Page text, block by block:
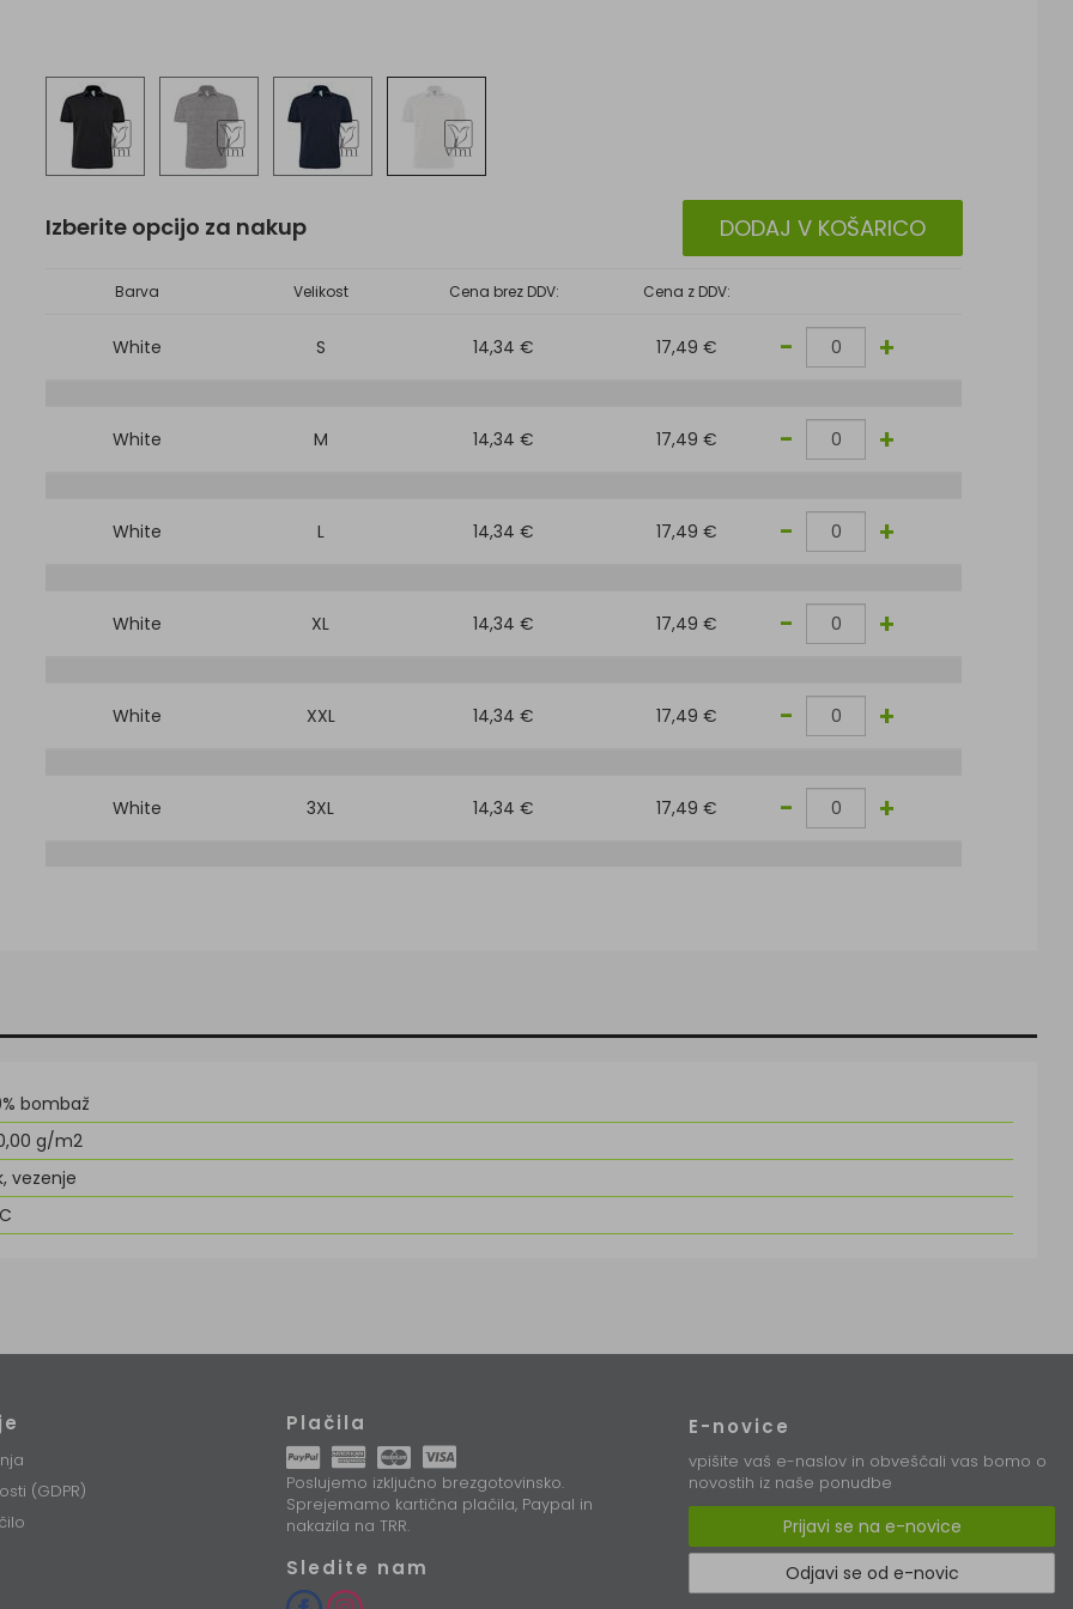
Izberite opcijo za nakup DODAJ V KOŠARICO
Barva Velikost Cena brez DDV: Cena z DDV:
White S 14,34 € 17,49 € - +
White M 14,34 € 17,49 € - +
White L 14,34 € 17,49 € - +
White XL 14,34 € 17,49 € - +
White XXL 14,34 € 17,49 € - +
White 3XL 14,34 € 17,49 € - +
bombaž
g/m2
vezenje
(GDPR)
Plačila
Poslujemo izključno brezgotovinsko.
Sprejemamo kartična plačila, Paypal in
nakazila na TRR.
Sledite nam
E-novice
vpišite vaš e-naslov in obveščali vas bomo o
novostih iz naše ponudbe
Prijavi se na e-novice
Odjavi se od e-novic